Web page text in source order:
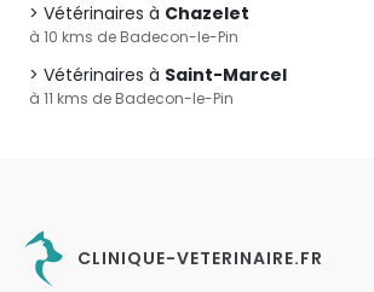
Vétérinaires à Chazelet
à 10 kms de Badecon-le-Pin
Vétérinaires à Saint-Marcel
à 11 kms de Badecon-le-Pin
CLINIQUE-VETERINAIRE.FR